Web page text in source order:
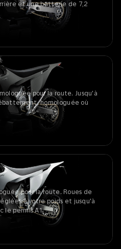
et une batterie de 7,2
pour la route. Jusqu'à
homologuée où
pour la route. Roues de
à votre poids et jusqu'à
le permis A1.